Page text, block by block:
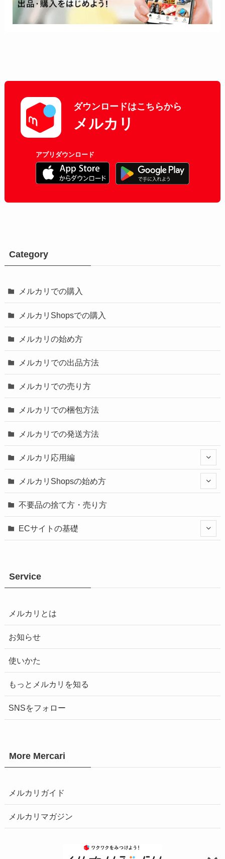
ダウンロードはこちらから
メルカリ
アプリダウンロード
Category
メルカリでの購入
メルカリShopsでの購入
メルカリの始め方
メルカリでの出品方法
メルカリでの売り方
メルカリでの梱包方法
メルカリでの発送方法
メルカリ応用編
メルカリShopsの始め方
不要品の捨て方・売り方
ECサイトの基礎
Service
メルカリとは
お知らせ
使いかた
もっとメルカリを知る
SNSをフォロー
More Mercari
メルカリガイド
メルカリマガジン